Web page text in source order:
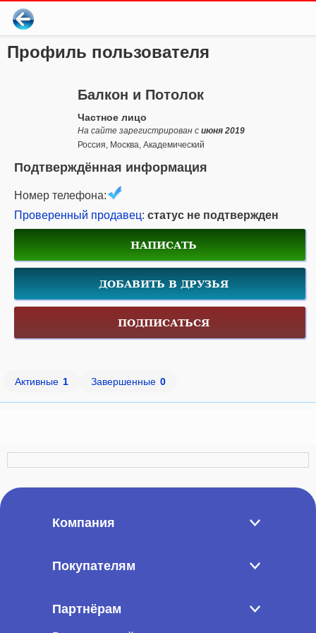
Профиль пользователя
Балкон и Потолок
Частное лицо
На сайте зарегистрирован с июня 2019
Россия, Москва, Академический
Подтверждённая информация
Номер телефона:
Проверенный продавец: статус не подтвержден
НАПИСАТЬ
ДОБАВИТЬ В ДРУЗЬЯ
ПОДПИСАТЬСЯ
Активные 1 Завершенные 0
Компания
Покупателям
Партнёрам